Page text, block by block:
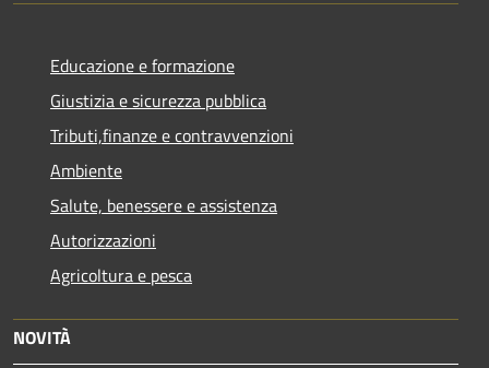
Educazione e formazione
Giustizia e sicurezza pubblica
Tributi,finanze e contravvenzioni
Ambiente
Salute, benessere e assistenza
Autorizzazioni
Agricoltura e pesca
NOVITÀ